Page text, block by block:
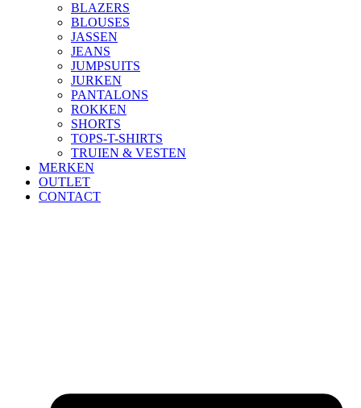
BLAZERS
BLOUSES
JASSEN
JEANS
JUMPSUITS
JURKEN
PANTALONS
ROKKEN
SHORTS
TOPS-T-SHIRTS
TRUIEN & VESTEN
MERKEN
OUTLET
CONTACT